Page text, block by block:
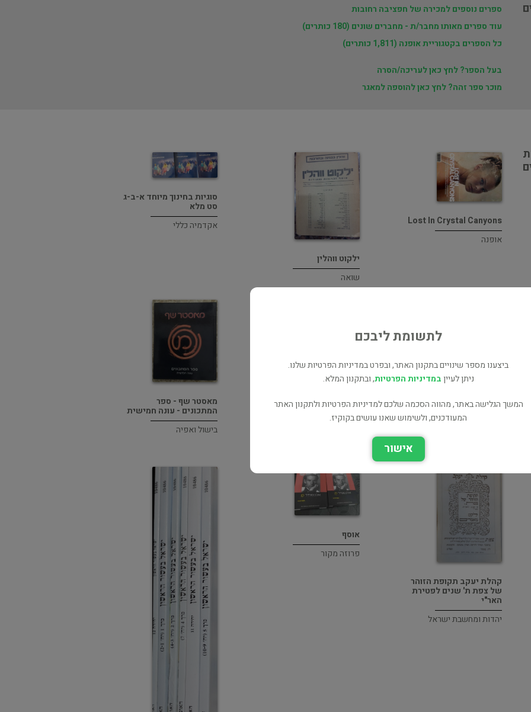
ספרים נוספים למכירה של חפציבה רחובות
עוד ספרים מאותו מחבר/ת - מחברים שונים (180 כותרים)
כל הספרים בקטגוריית אופנה (1,811 כותרים)
בעל הספר? לחץ כאן לעריכה/הסרה
מוכר ספר זהה? לחץ כאן להוספה למאגר
Lost In Crystal Canyons
אופנה
ילקוט ווהלין
שואה
סוגיות בחינוך מיוחד א-ב-ג
סט מלא
אקדמיה כללי
מבוא לאלגוריתמים
מבוא לאלגוריתמים פרקים
1-14 מהדורה שנייה
מאסטר שף - ספר
המתכונים - עונה חמישית
בישול ואפיה
קהלת יעקב תקופת הזוהר
של צפת ת' שנים לפטירת
האר"י
יהדות ומחשבת ישראל
אוסף
פרוזה מקור
לתשומת ליבכם
ביצענו מספר שינויים בתקנון האתר, ובפרט במדיניות הפרטיות שלנו.
ניתן לעייןבמדיניות הפרטיות, ובתקנון המלא.
המשך הגלישה באתר, מהווה הסכמה שלכם למדיניות הפרטיות ולתקנון האתר
המעודכנים, ולשימוש שאנו עושים בקוקיז.
אישור